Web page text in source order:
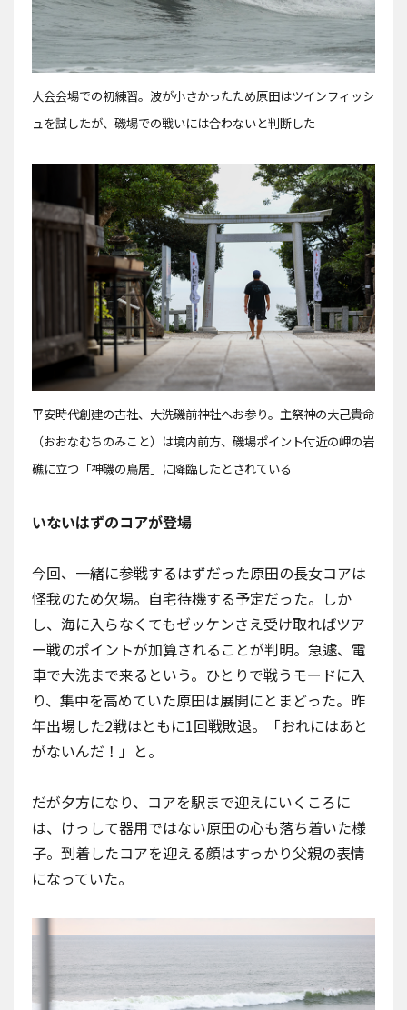
大会会場での初練習。波が小さかったため原田はツインフィッシ
ュを試したが、磯場での戦いには合わないと判断した
平安時代創建の古社、大洗磯前神社へお参り。主祭神の大己貴命
（おおなむちのみこと）は境内前方、磯場ポイント付近の岬の岩
礁に立つ「神磯の鳥居」に降臨したとされている
いないはずのコアが登場
今回、一緒に参戦するはずだった原田の長女コアは
怪我のため欠場。自宅待機する予定だった。しか
し、海に入らなくてもゼッケンさえ受け取ればツア
ー戦のポイントが加算されることが判明。急遽、電
車で大洗まで来るという。ひとりで戦うモードに入
り、集中を高めていた原田は展開にとまどった。昨
年出場した2戦はともに1回戦敗退。「おれにはあと
がないんだ！」と。
だが夕方になり、コアを駅まで迎えにいくころに
は、けっして器用ではない原田の心も落ち着いた様
子。到着したコアを迎える顔はすっかり父親の表情
になっていた。